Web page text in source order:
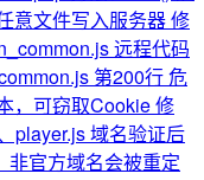
意文件写入服务器 修
远程代码
第200行 危
，可窃取Cookie 修
player.js 域名验证后
非官方域名会被重定